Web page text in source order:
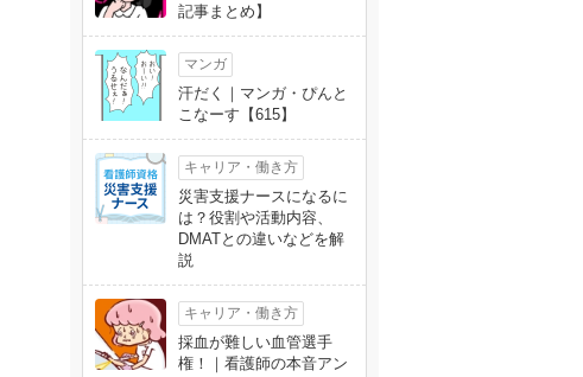
記事まとめ】
マンガ
汗だく｜マンガ・ぴんと
こなーす【615】
キャリア・働き方
災害支援ナースになるに
は？役割や活動内容、
DMATとの違いなどを解
説
キャリア・働き方
採血が難しい血管選手
権！｜看護師の本音アン